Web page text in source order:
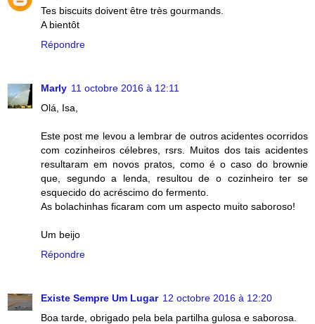
Tes biscuits doivent être très gourmands.
A bientôt
Répondre
Marly 11 octobre 2016 à 12:11
Olá, Isa,
Este post me levou a lembrar de outros acidentes ocorridos
com cozinheiros célebres, rsrs. Muitos dos tais acidentes
resultaram em novos pratos, como é o caso do brownie
que, segundo a lenda, resultou de o cozinheiro ter se
esquecido do acréscimo do fermento.
As bolachinhas ficaram com um aspecto muito saboroso!
Um beijo
Répondre
Existe Sempre Um Lugar 12 octobre 2016 à 12:20
Boa tarde, obrigado pela bela partilha gulosa e saborosa.